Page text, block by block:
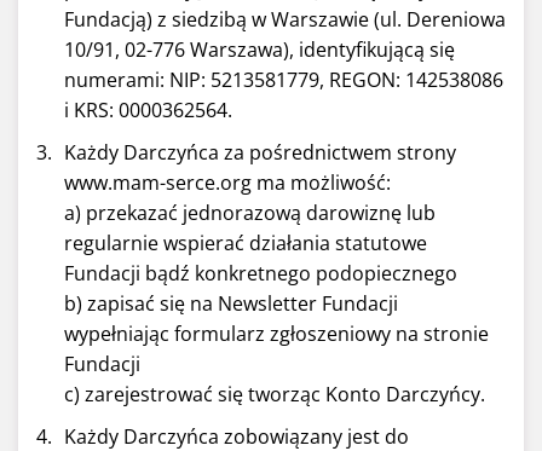
Fundacją) z siedzibą w Warszawie (ul. Dereniowa
10/91, 02-776 Warszawa), identyfikującą się
numerami: NIP: 5213581779, REGON: 142538086
i KRS: 0000362564.
Każdy Darczyńca za pośrednictwem strony
www.mam-serce.org ma możliwość:
a) przekazać jednorazową darowiznę lub
regularnie wspierać działania statutowe
Fundacji bądź konkretnego podopiecznego
b) zapisać się na Newsletter Fundacji
wypełniając formularz zgłoszeniowy na stronie
Fundacji
c) zarejestrować się tworząc Konto Darczyńcy.
Każdy Darczyńca zobowiązany jest do